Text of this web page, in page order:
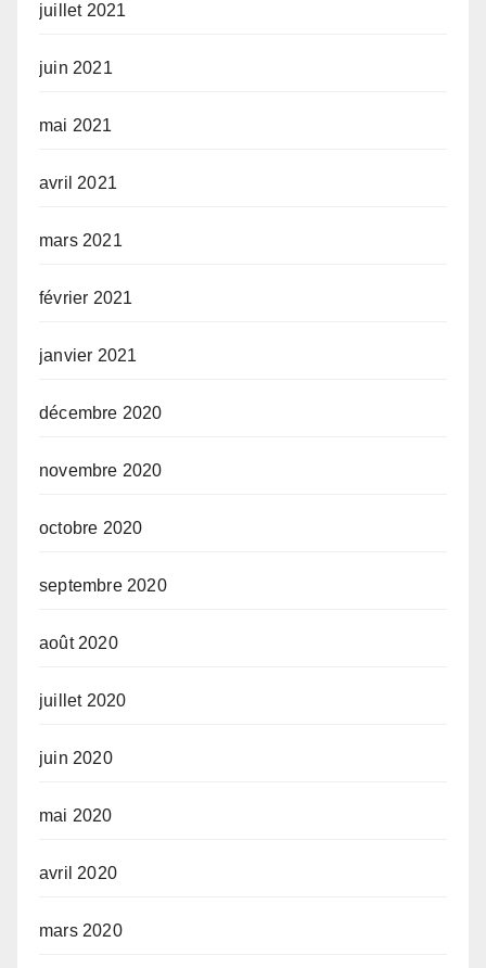
juillet 2021
juin 2021
mai 2021
avril 2021
mars 2021
février 2021
janvier 2021
décembre 2020
novembre 2020
octobre 2020
septembre 2020
août 2020
juillet 2020
juin 2020
mai 2020
avril 2020
mars 2020